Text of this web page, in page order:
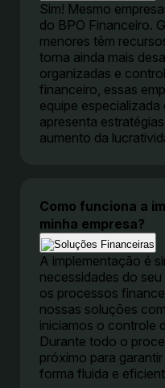
Sim! Mesmo
do BPO Financeiro.
menores têm
torna ainda mais
organizadas e
financeiro, essas
equipe
apresenta
aumento da
Como funciona a
minha empresa?
A implementação é
necessidades do
os processos
nossas soluções
iniciamos o controle
Durante todo o
próximo para
forma fluida e